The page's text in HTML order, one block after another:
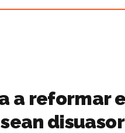
a reformar